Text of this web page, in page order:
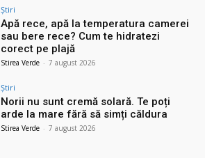
Știri
Apă rece, apă la temperatura camerei
sau bere rece? Cum te hidratezi
corect pe plajă
Stirea Verde - 7 august 2026
Știri
Norii nu sunt cremă solară. Te poți
arde la mare fără să simți căldura
Stirea Verde - 7 august 2026